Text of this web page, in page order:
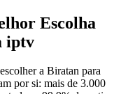
Escolha
iptv
a Biratan para
por si: mais de 3.000